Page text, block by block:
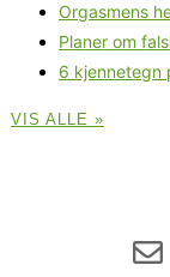
Orgasmens
Planer om
6 kjennetegn
VIS ALLE »